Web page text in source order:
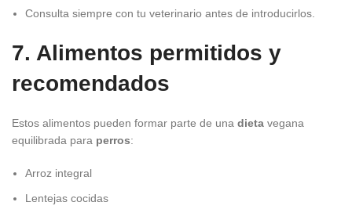
Consulta siempre con tu veterinario antes de introducirlos.
7. Alimentos permitidos y
recomendados
Estos alimentos pueden formar parte de una dieta vegana
equilibrada para perros:
Arroz integral
Lentejas cocidas